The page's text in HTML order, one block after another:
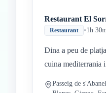
Restaurant El
Restaurant •1h
Dina a peu de
cuina mediterrania
Passeig de